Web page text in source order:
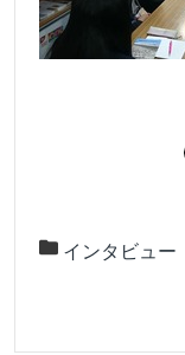
インタビュー